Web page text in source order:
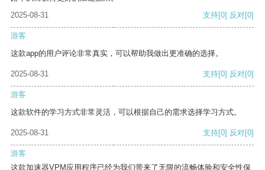
2025-08-31
支持[0] 反对[0]
游客
这款app的用户评论非常真实，可以帮助我做出更准确的选择。
2025-08-31 支持[0] 反对[0]
游客
这款软件的学习方式非常灵活，可以根据自己的需求选择学习方式。
2025-08-31 支持[0] 反对[0]
游客
这款加速器VPM应用程序已经为我们带来了无限的流畅体验和安全性保